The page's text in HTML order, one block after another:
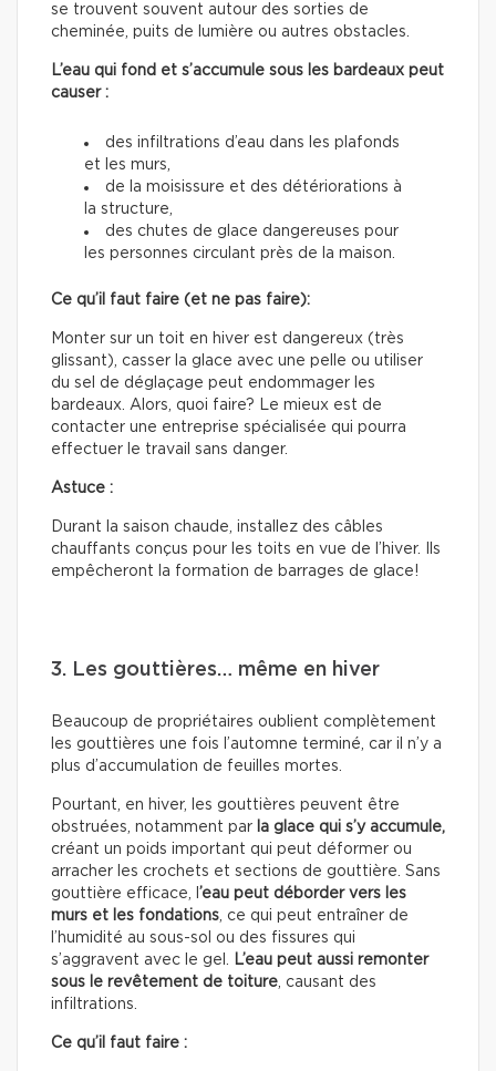
se trouvent souvent autour des sorties de
cheminée, puits de lumière ou autres obstacles.
L’eau qui fond et s’accumule sous les bardeaux peut
causer :
des infiltrations d’eau dans les plafonds
et les murs,
de la moisissure et des détériorations à
la structure,
des chutes de glace dangereuses pour
les personnes circulant près de la maison.
Ce qu’il faut faire (et ne pas faire):
Monter sur un toit en hiver est dangereux (très
glissant), casser la glace avec une pelle ou utiliser
du sel de déglaçage peut endommager les
bardeaux. Alors, quoi faire? Le mieux est de
contacter une entreprise spécialisée qui pourra
effectuer le travail sans danger.
Astuce :
Durant la saison chaude, installez des câbles
chauffants conçus pour les toits en vue de l’hiver. Ils
empêcheront la formation de barrages de glace!
3. Les gouttières… même en hiver
Beaucoup de propriétaires oublient complètement
les gouttières une fois l’automne terminé, car il n’y a
plus d’accumulation de feuilles mortes.
Pourtant, en hiver, les gouttières peuvent être
obstruées, notamment par la glace qui s’y accumule,
créant un poids important qui peut déformer ou
arracher les crochets et sections de gouttière. Sans
gouttière efficace, l ’eau peut déborder vers les
murs et les fondations, ce qui peut entraîner de
l’humidité au sous-sol ou des fissures qui
s’aggravent avec le gel. L’eau peut aussi remonter
sous le revêtement de toiture, causant des
infiltrations.
Ce qu’il faut faire :